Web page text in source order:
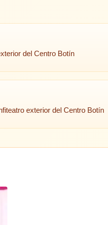
del Centro Botín
exterior del Centro Botín